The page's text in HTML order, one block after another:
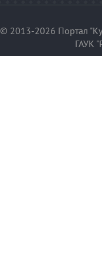
© 2013-2026 Портал
ГАУК